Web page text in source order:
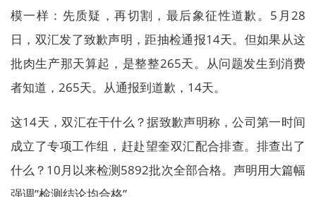
模一样：先质疑，再切割，最后象征性道歉。5月28
日，双汇发了致歉声明，距抽检通报14天。但如果从这
批肉生产那天算起，是整整265天。从问题发生到消费
者知道，265天。从通报到道歉，14天。
这14天，双汇在干什么？据致歉声明称，公司第一时间
成立了专项工作组，赶赴望奎双汇配合排查。排查出了
什么？10月以来检测5892批次全部合格。声明用大篇幅